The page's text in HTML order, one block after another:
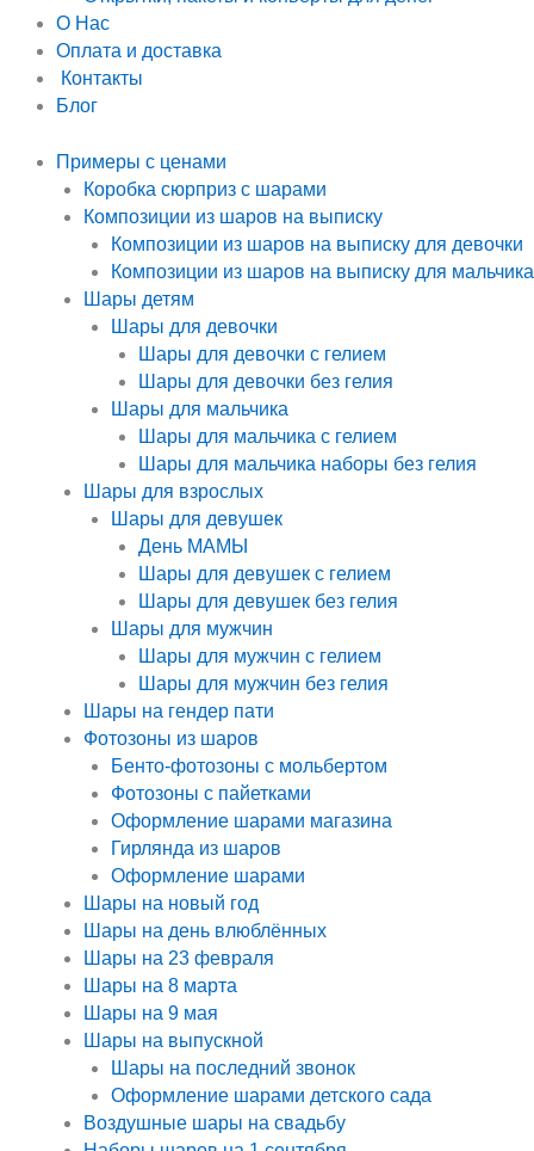
О Нас
Оплата и доставка
Контакты
Блог
Примеры с ценами
Коробка сюрприз с шарами
Композиции из шаров на выписку
Композиции из шаров на выписку для девочки
Композиции из шаров на выписку для мальчика
Шары детям
Шары для девочки
Шары для девочки с гелием
Шары для девочки без гелия
Шары для мальчика
Шары для мальчика с гелием
Шары для мальчика наборы без гелия
Шары для взрослых
Шары для девушек
День МАМЫ
Шары для девушек с гелием
Шары для девушек без гелия
Шары для мужчин
Шары для мужчин с гелием
Шары для мужчин без гелия
Шары на гендер пати
Фотозоны из шаров
Бенто-фотозоны с мольбертом
Фотозоны с пайетками
Оформление шарами магазина
Гирлянда из шаров
Оформление шарами
Шары на новый год
Шары на день влюблённых
Шары на 23 февраля
Шары на 8 марта
Шары на 9 мая
Шары на выпускной
Шары на последний звонок
Оформление шарами детского сада
Воздушные шары на свадьбу